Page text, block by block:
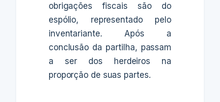
obrigações fiscais são do
espólio, representado pelo
inventariante. Após a
conclusão da partilha, passam
a ser dos herdeiros na
proporção de suas partes.